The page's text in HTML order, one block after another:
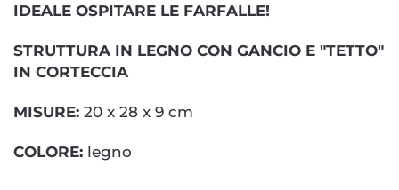
IDEALE OSPITARE LE FARFALLE!
STRUTTURA IN LEGNO CON GANCIO E "TETTO"
IN CORTECCIA
MISURE: 20 x 28 x 9 cm
COLORE: legno